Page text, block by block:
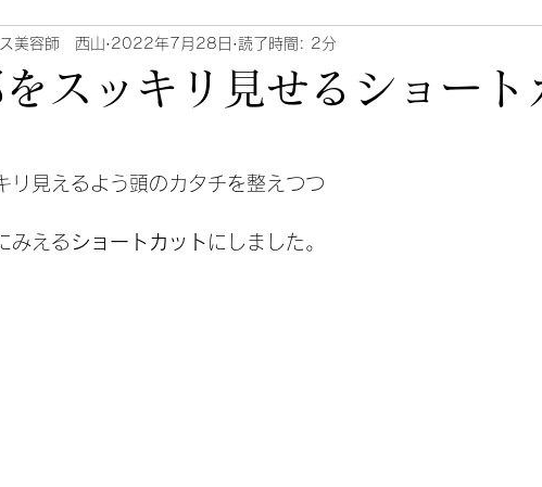
グ、つぶやき 訪問美容について
スッキリ見せるショート
美容師 西山 2022年7月28日 読了時間: 2分
リ見えるよう頭のカタチを整えつつ
みえる ショートカット にしました。